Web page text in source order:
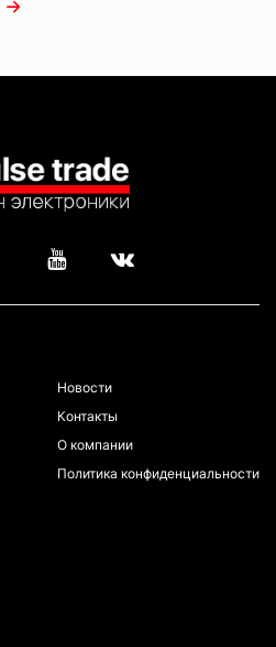
Новости
Контакты
О компании
Политика конфиденциальности